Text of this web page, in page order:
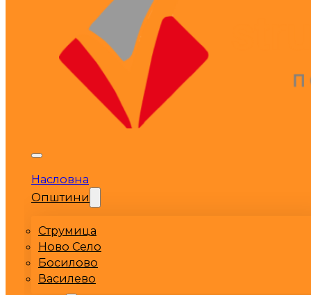
Насловна
Општини
Струмица
Ново Село
Босилово
Василево